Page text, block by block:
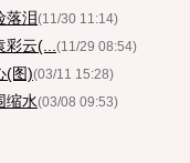
落泪(11/30 11:14)
云(... (11/29 08:54)
(图)(03/11 15:28)
缩水(03/08 09:53)